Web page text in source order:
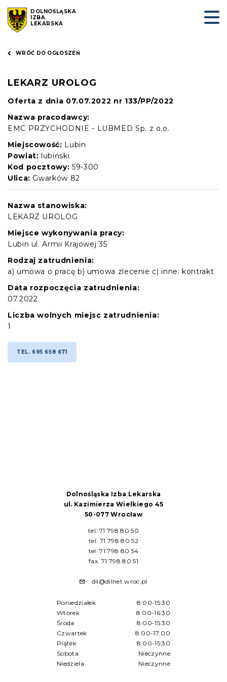
DOLNOŚLĄSKA
IZBA
LEKARSKA
WRÓĆ DO OGŁOSZEŃ
LEKARZ UROLOG
Oferta z dnia 07.07.2022 nr 133/PP/2022
Nazwa pracodawcy:
EMC PRZYCHODNIE - LUBMED Sp. z o.o.
Miejscowość: Lubin
Powiat: lubiński
Kod pocztowy: 59-300
Ulica: Gwarków 82
Nazwa stanowiska:
LEKARZ UROLOG
Miejsce wykonywania pracy:
Lubin ul. Armii Krajowej 35
Rodzaj zatrudnienia:
a) umowa o pracę b) umowa zlecenie c) inne: kontrakt
Data rozpoczęcia zatrudnienia:
07.2022
Liczba wolnych miejsc zatrudnienia:
1
TEL. 695 658 671
Dolnośląska Izba Lekarska
ul. Kazimierza Wielkiego 45
50-077 Wrocław
tel. 71 798 80 50
tel. 71 798 80 52
tel. 71 798 80 54
fax. 71 798 80 51
dil@dilnet.wroc.pl
Poniedziałek
8:00-15:30
Wtorek
8:00-16:30
Środa
8:00-15:30
Czwartek
8:00-17:00
Piątek
8:00-15:30
Sobota
Nieczynne
Niedziela
Nieczynne